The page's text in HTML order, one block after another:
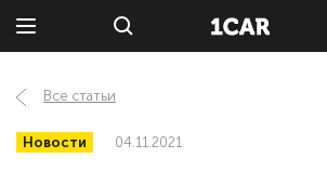
Все статьи
Новости 04.11.2021